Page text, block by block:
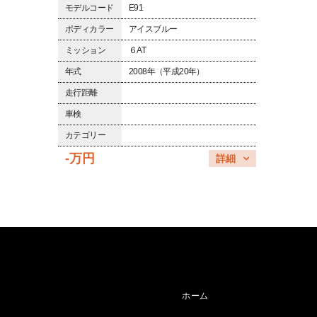
モデルコード E91
ボディカラー アイスブルー
ミッション ６AT
年式 2008年（平成20年）
走行距離
車検
カテゴリー
-万円 詳細
ホーム